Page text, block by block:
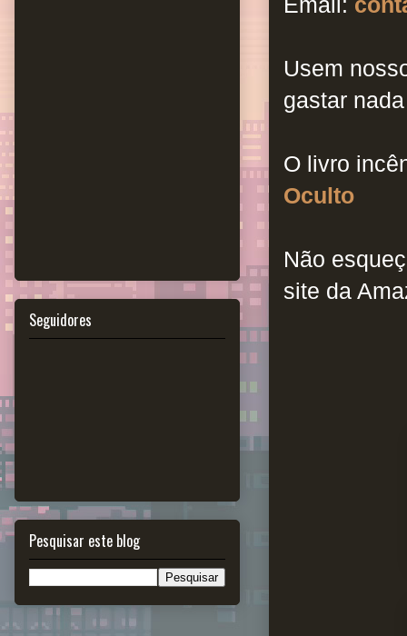
Usem
gastar
O livro
Oculto
Não
site da
Seguidores
Pesquisar este blog